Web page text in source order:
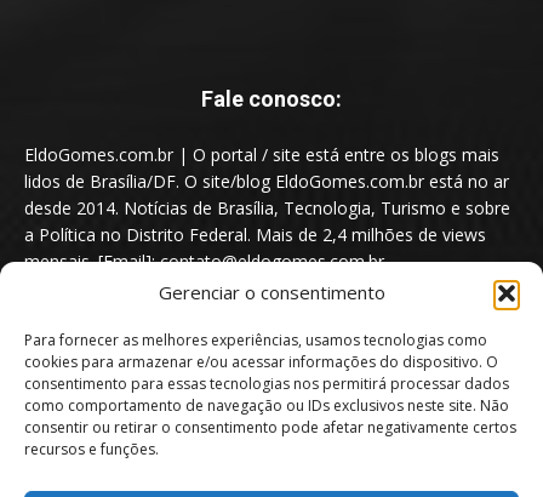
Gerenciar o consentimento
Para fornecer as melhores experiências, usamos tecnologias como
cookies para armazenar e/ou acessar informações do dispositivo. O
consentimento para essas tecnologias nos permitirá processar dados
como comportamento de navegação ou IDs exclusivos neste site. Não
consentir ou retirar o consentimento pode afetar negativamente certos
recursos e funções.
Fale conosco:
EldoGomes.com.br | O portal / site está entre os blogs mais
lidos de Brasília/DF. O site/blog EldoGomes.com.br está no ar
desde 2014. Notícias de Brasília, Tecnologia, Turismo e sobre
a Política no Distrito Federal. Mais de 2,4 milhões de views
mensais. [Email]: contato@eldogomes.com.br